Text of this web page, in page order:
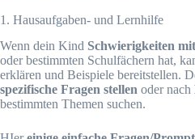
1. Hausaufgaben- und Lernhilfe
Wenn dein Kind Schwierigkeiten
oder bestimmten Schulfächern hat,
erklären und Beispiele bereitstellen.
spezifische Fragen stellen oder nach
bestimmten Themen suchen.